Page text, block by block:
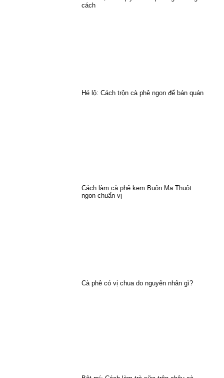
cách
Hé lộ: Cách trộn cà phê ngon để bán quán
Cách làm cà phê kem Buôn Ma Thuột
ngon chuẩn vị
Cà phê có vị chua do nguyên nhân gì?